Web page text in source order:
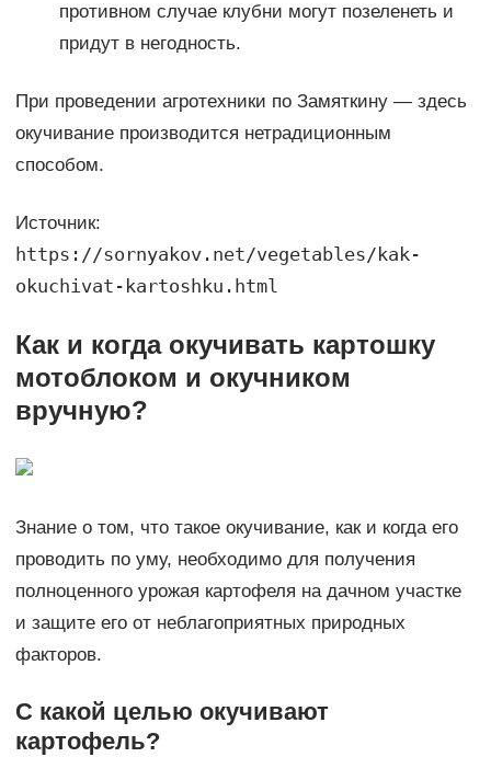
противном случае клубни могут позеленеть и
придут в негодность.
При проведении агротехники по Замяткину — здесь
окучивание производится нетрадиционным
способом.
Источник:
https://sornyakov.net/vegetables/kak-
okuchivat-kartoshku.html
Как и когда окучивать картошку
мотоблоком и окучником
вручную?
Знание о том, что такое окучивание, как и когда его
проводить по уму, необходимо для получения
полноценного урожая картофеля на дачном участке
и защите его от неблагоприятных природных
факторов.
С какой целью окучивают
картофель?